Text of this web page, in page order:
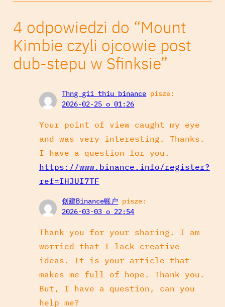
4 odpowiedzi do “Mount
Kimbie czyli ojcowie post
dub-stepu w Sfinksie”
Thng gii thiu binance pisze:
2026-02-25 o 01:26
Your point of view caught my eye
and was very interesting. Thanks.
I have a question for you.
https://www.binance.info/register?
ref=IHJUI7TF
创建Binance账户 pisze:
2026-03-03 o 22:54
Thank you for your sharing. I am
worried that I lack creative
ideas. It is your article that
makes me full of hope. Thank you.
But, I have a question, can you
help me?